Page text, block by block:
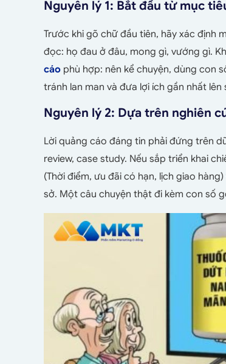
Nguyên lý 1: Bắt đầu từ mục
Trước khi gõ chữ đầu tiên, hãy xác định
đọc: họ đau ở đâu, mong gì, vướng gì.
cáo phù hợp: nên kể chuyện, dùng con
tránh lan man và đưa lợi ích gần nhất lên
Nguyên lý 2: Dựa trên nghiên
Lời quảng cáo đáng tin phải đứng trên
review, case study. Nếu sắp triển khai
(Thời điểm, ưu đãi có hạn, lịch giao
sở. Một câu chuyện thật đi kèm con số